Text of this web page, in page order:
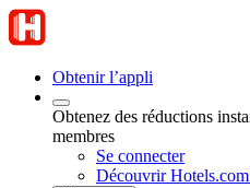
Obtenir l’appli
Obtenez des réductions
membres
Se connecter
Découvrir